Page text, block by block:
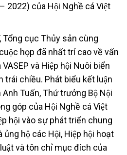
2022) của Hội Nghề cá Việt
Tổng cục Thủy sản cùng
họp đã nhất trí cao về vấn
và Hiệp hội Nuôi biển
trái chiều. Phát biểu kết luận
Tuấn, Thứ trưởng Bộ Nội
góp của Hội Nghề cá Việt
hội vào sự phát triển chung
hộ các Hội, Hiệp hội hoạt
và tôn chỉ mục đích của